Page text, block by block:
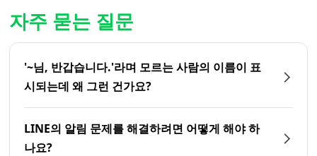
자주 묻는 질문
'~님, 반갑습니다.'라며 모르는 사람의 이름이 표
시되는데 왜 그런 건가요?
LINE의 알림 문제를 해결하려면 어떻게 해야 하
나요?